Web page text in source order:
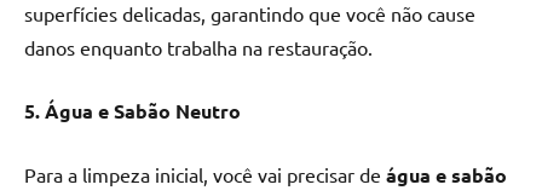
superfícies delicadas, garantindo que você não cause
danos enquanto trabalha na restauração.
5. Água e Sabão Neutro
Para a limpeza inicial, você vai precisar de água e sabão